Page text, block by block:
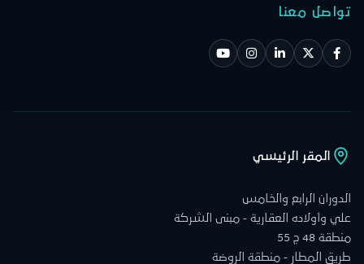
تواصل معنا
المقر الرئيسي
الدوران الرابع والخامس
علي وأولاده العقارية - مبنى الشركة
منطقة 48 ج 55
طريق المطار - منطقة الروضة